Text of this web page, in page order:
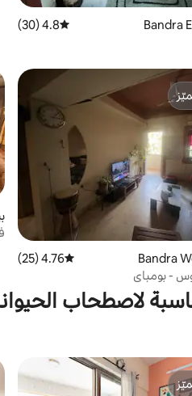
متوسط التقييم 4.8 من 5، 30 مراجعات
4.8 (30)
متوسط التقييم 4.76 من 5، 25 مراجعات
4.76 (25)
- بومباي
لاصطحاب